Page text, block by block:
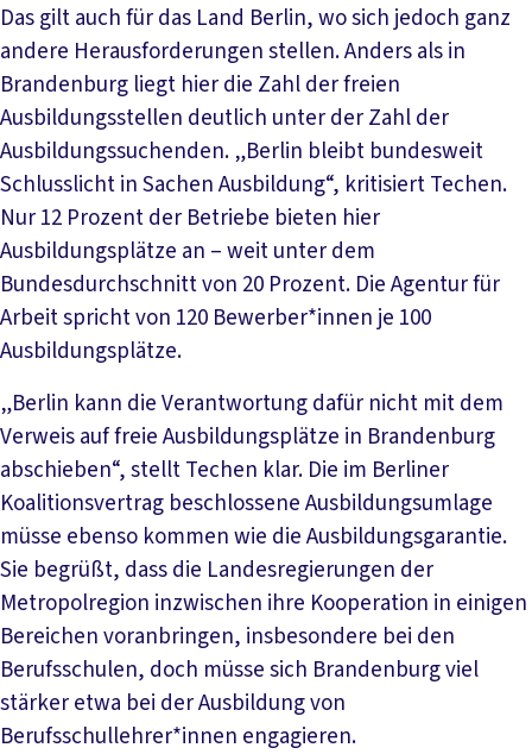
Das gilt auch für das Land Berlin, wo sich jedoch ganz
andere Herausforderungen stellen. Anders als in
Brandenburg liegt hier die Zahl der freien
Ausbildungsstellen deutlich unter der Zahl der
Ausbildungssuchenden. „Berlin bleibt bundesweit
Schlusslicht in Sachen Ausbildung“, kritisiert Techen.
Nur 12 Prozent der Betriebe bieten hier
Ausbildungsplätze an – weit unter dem
Bundesdurchschnitt von 20 Prozent. Die Agentur für
Arbeit spricht von 120 Bewerber*innen je 100
Ausbildungsplätze.
„Berlin kann die Verantwortung dafür nicht mit dem
Verweis auf freie Ausbildungsplätze in Brandenburg
abschieben“, stellt Techen klar. Die im Berliner
Koalitionsvertrag beschlossene Ausbildungsumlage
müsse ebenso kommen wie die Ausbildungsgarantie.
Sie begrüßt, dass die Landesregierungen der
Metropolregion inzwischen ihre Kooperation in einigen
Bereichen voranbringen, insbesondere bei den
Berufsschulen, doch müsse sich Brandenburg viel
stärker etwa bei der Ausbildung von
Berufsschullehrer*innen engagieren.